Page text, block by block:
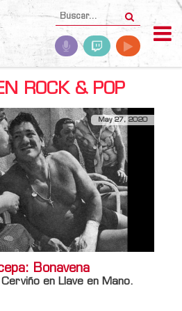
ROCK & POP
May 27, 2020
Bonavena
en Llave en Mano.